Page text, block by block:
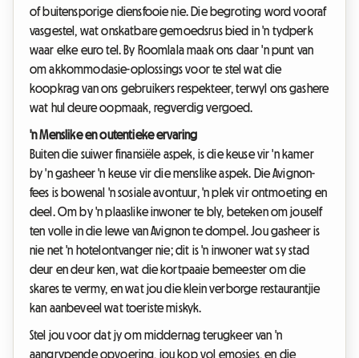
of buitensporige diensfooie nie. Die begroting word vooraf
vasgestel, wat onskatbare gemoedsrus bied in 'n tydperk
waar elke euro tel. By Roomlala maak ons daar 'n punt van
om akkommodasie-oplossings voor te stel wat die
koopkrag van ons gebruikers respekteer, terwyl ons gashere
wat hul deure oopmaak, regverdig vergoed.
'n Menslike en outentieke ervaring
Buiten die suiwer finansiële aspek, is die keuse vir 'n kamer
by 'n gasheer 'n keuse vir die menslike aspek. Die Avignon-
fees is bowenal 'n sosiale avontuur, 'n plek vir ontmoeting en
deel. Om by 'n plaaslike inwoner te bly, beteken om jouself
ten volle in die lewe van Avignon te dompel. Jou gasheer is
nie net 'n hotelontvanger nie; dit is 'n inwoner wat sy stad
deur en deur ken, wat die kortpaaie bemeester om die
skares te vermy, en wat jou die klein verborge restaurantjie
kan aanbeveel wat toeriste miskyk.
Stel jou voor dat jy om middernag terugkeer van 'n
aangrypende opvoering, jou kop vol emosies, en die